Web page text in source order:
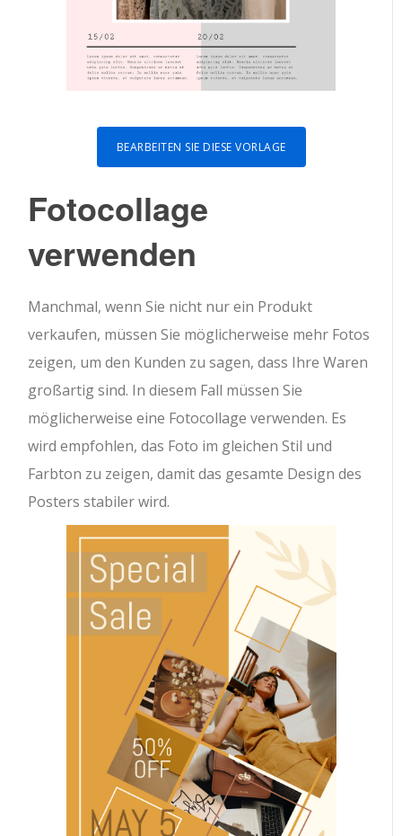
BEARBEITEN SIE DIESE VORLAGE
Fotocollage
verwenden
Manchmal, wenn Sie nicht nur ein Produkt
verkaufen, müssen Sie möglicherweise mehr Fotos
zeigen, um den Kunden zu sagen, dass Ihre Waren
großartig sind. In diesem Fall müssen Sie
möglicherweise eine Fotocollage verwenden. Es
wird empfohlen, das Foto im gleichen Stil und
Farbton zu zeigen, damit das gesamte Design des
Posters stabiler wird.